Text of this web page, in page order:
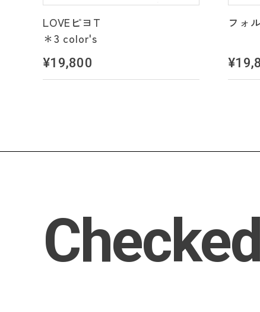
LOVEピヨT
＊3 color's
¥19,800
フォ
Checked